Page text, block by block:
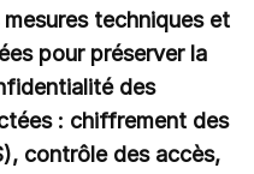
techniques et
pour préserver la
des
: chiffrement des
contrôle des accès,